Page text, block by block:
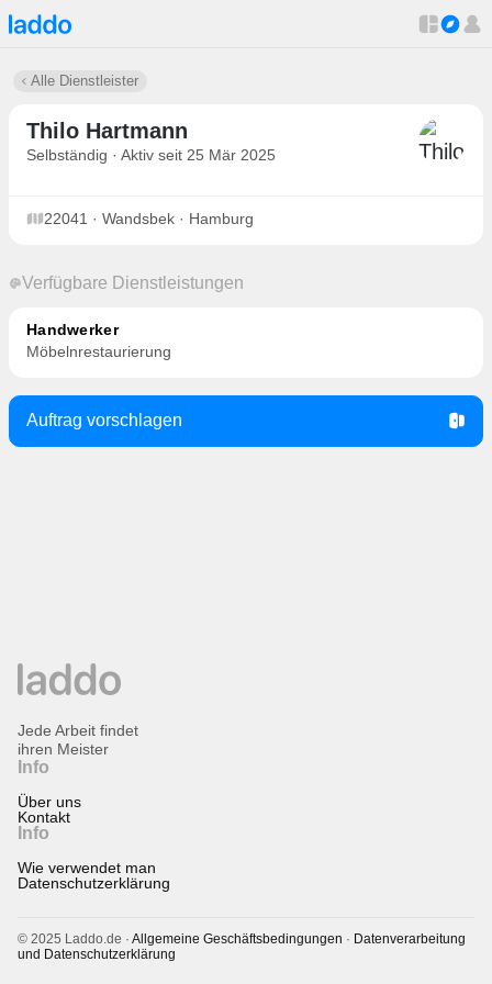
Alle Dienstleister
Thilo Hartmann
Selbständig · Aktiv seit 25 Mär 2025
22041 · Wandsbek · Hamburg
Verfügbare Dienstleistungen
Handwerker
Möbelnrestaurierung
Auftrag vorschlagen
Info
Über uns
Kontakt
Info
Wie verwendet man
Datenschutzerklärung
Jede Arbeit findet
ihren Meister
© 2025 Laddo.de · Allgemeine Geschäftsbedingungen · Datenverarbeitung
und Datenschutzerklärung